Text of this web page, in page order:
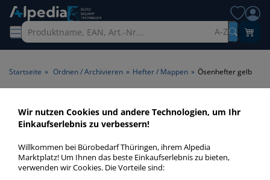
A-Z
Startseite » Ordnen / Archivieren » Hefter / Mappen » Ösenhefter gelb
Ösenhefter gelb > Farbe gelb
Finden Sie schnell Ösenhefter gelb mit unserer Filter-
Funktion.
Wir nutzen Cookies und andere Technologien, um Ihr
Einkaufserlebnis zu verbessern!
Willkommen bei Bürobedarf Thüringen, ihrem Alpedia
Marktplatz! Um Ihnen das beste Einkaufserlebnis zu bieten,
verwenden wir Cookies. Die Vorteile sind: